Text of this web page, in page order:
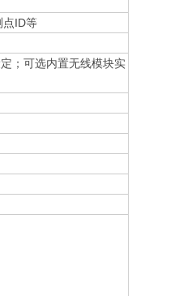
点ID等
；可选内置无线模块实